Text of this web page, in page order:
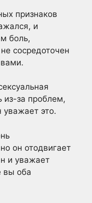
признаков
и
боль,
сосредоточен
из-за проблем,
уважает это.
он отодвигает
и уважает
вы оба